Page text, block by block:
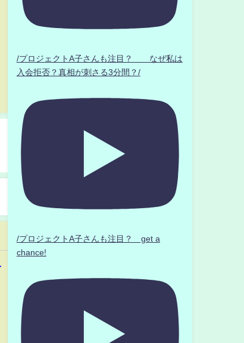
/プロジェクトA子さんも注目？ なぜ私は
入会拒否？真相が刺さる3分間？/
/プロジェクトA子さんも注目？ get a
chance!